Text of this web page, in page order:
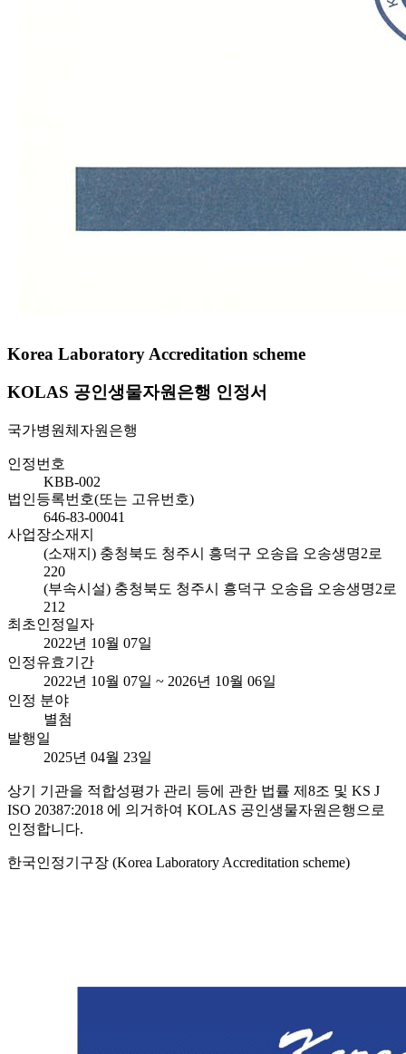
Korea Laboratory Accreditation scheme
KOLAS 공인생물자원은행 인정서
국가병원체자원은행
인정번호
KBB-002
법인등록번호(또는 고유번호)
646-83-00041
사업장소재지
(소재지) 충청북도 청주시 흥덕구 오송읍 오송생명2로
220
(부속시설) 충청북도 청주시 흥덕구 오송읍 오송생명2로
212
최초인정일자
2022년 10월 07일
인정유효기간
2022년 10월 07일 ~ 2026년 10월 06일
인정 분야
별첨
발행일
2025년 04월 23일
상기 기관을 적합성평가 관리 등에 관한 법률 제8조 및 KS J
ISO 20387:2018 에 의거하여 KOLAS 공인생물자원은행으로
인정합니다.
한국인정기구장 (Korea Laboratory Accreditation scheme)